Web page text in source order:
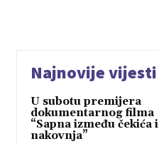
Najnovije vijesti
U subotu premijera
dokumentarnog filma
“Sapna između čekića i
nakovnja”